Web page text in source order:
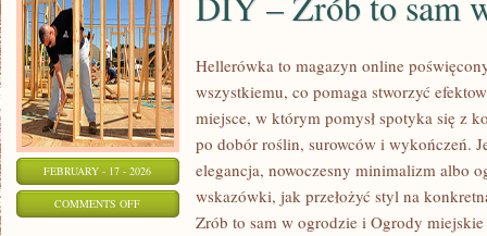
FEBRUARY - 17 - 2026
COMMENTS OFFON
Hellerówka to magazyn online
wszystkiemu, co pomaga stworzyć
miejsce, w którym pomysł spotyka się z
po dobór roślin, surowców i wykończeń.
elegancja, nowoczesny minimalizm albo
wskazówki, jak przełożyć styl na
Zrób to sam w ogrodzie i Ogrody